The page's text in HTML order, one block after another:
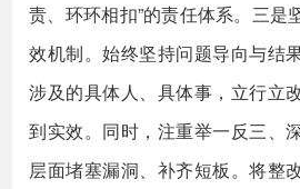
责、环环相扣”的责任体系。三是
效机制。始终坚持问题导向与结
涉及的具体人、具体事，立行立
到实效。同时，注重举一反三、
层面堵塞漏洞、补齐短板。将整